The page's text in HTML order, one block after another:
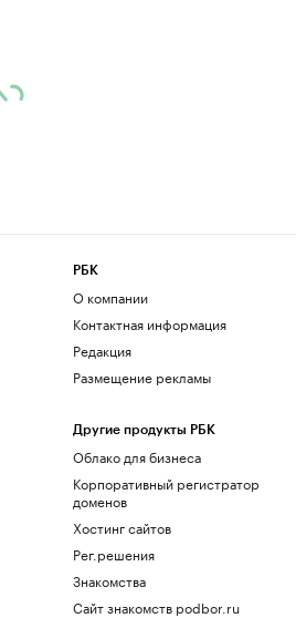
РБК
О компании
Контактная информация
Редакция
Размещение рекламы
Другие продукты РБК
Облако для бизнеса
Корпоративный регистратор
доменов
Хостинг сайтов
Рег.решения
Знакомства
Сайт знакомств podbor.ru